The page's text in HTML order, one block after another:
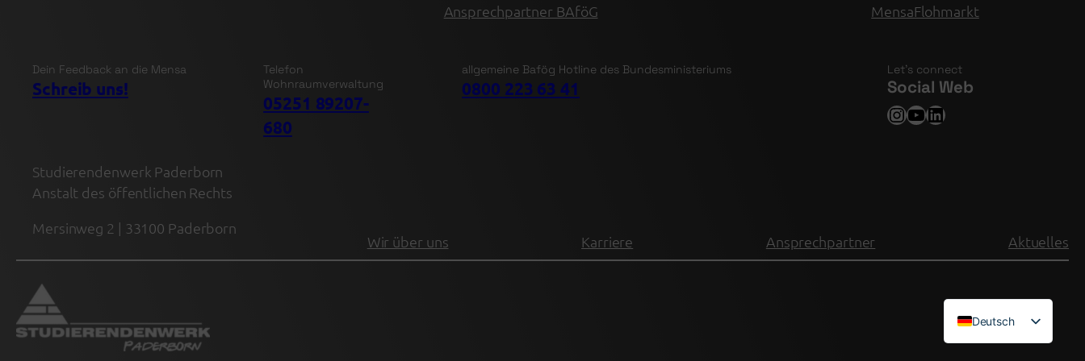
Ansprechpartner BAföG
MensaFlohmarkt
Dein Feedback an die Mensa
Schreib uns!
Telefon
Wohnraumverwaltung
05251 89207-
680
allgemeine Bafög Hotline des Bundesministeriums
0800 223 63 41
Let’s connect
Social Web
Instagram
YouTube
LinkedIn
Studierendenwerk Paderborn
Anstalt des öffentlichen Rechts
Mersinweg 2 | 33100 Paderborn
Wir über uns Karriere Ansprechpartner Aktuelles
Deutsch
English (UK)